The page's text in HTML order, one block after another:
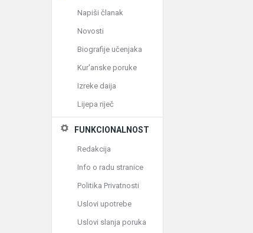
Napiši članak
Novosti
Biografije učenjaka
Kur'anske poruke
Izreke daija
Lijepa riječ
FUNKCIONALNOST
Redakcija
Info o radu stranice
Politika Privatnosti
Uslovi upotrebe
Uslovi slanja poruka